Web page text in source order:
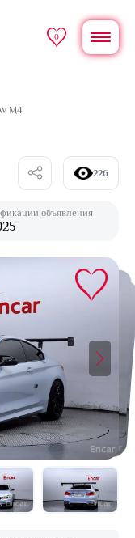
0
M4
226
объявления